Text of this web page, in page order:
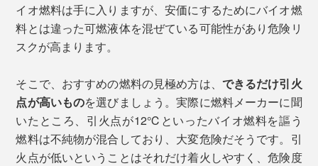
イオ燃料は手に入りますが、安価にするためにバイオ燃
料とは違った可燃液体を混ぜている可能性があり危険リ
スクが高まります。
そこで、おすすめの燃料の見極め方は、 できるだけ引火
点が高いものを選びましょう。実際に燃料メーカーに聞
いたところ、引火点が12℃といったバイオ燃料を謳う
燃料は不純物が混合しており、大変危険だそうです。引
火点が低いということはそれだけ着火しやすく、危険度